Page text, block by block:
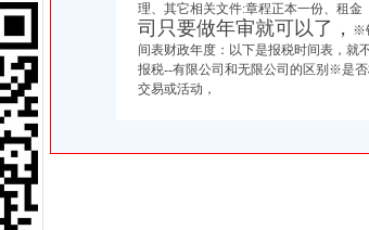
包住）_广东中原地产代理有限公
办理优惠
变更一站式办理-深圳58同城
庆工商注册_松立工商_页
日推荐网-佛山工商/税务/财务】
春代办公司
理、其它相关文件:章程正本一份、租金
司只要做年审就可以了，
※
间表财政年度：以下是报税时间表，就
报税--有限公司和无限公司的区别※是
交易或活动，